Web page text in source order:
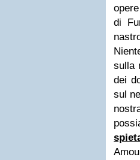
di
sulla
dei
sul